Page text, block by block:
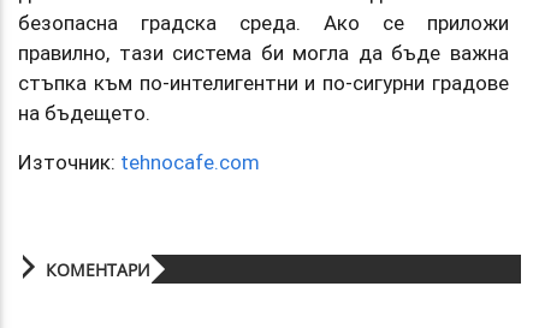
безопасна градска среда. Ако се приложи
правилно, тази система би могла да бъде важна
стъпка към по-интелигентни и по-сигурни градове
на бъдещето.
Източник: tehnocafe.com
КОМЕНТАРИ